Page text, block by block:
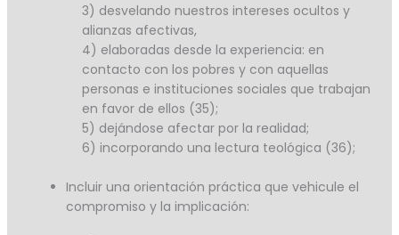
3) desvelando nuestros intereses ocultos y
alianzas afectivas,
4) elaboradas desde la experiencia: en
contacto con los pobres y con aquellas
personas e instituciones sociales que trabajan
en favor de ellos (35);
5) dejándose afectar por la realidad;
6) incorporando una lectura teológica (36);
Incluir una orientación práctica que vehicule el
compromiso y la implicación: